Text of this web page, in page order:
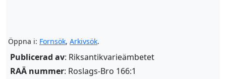
Öppna i: Fornsök, Arkivsök.
Publicerad av: Riksantikvarieämbetet
RAÄ nummer: Roslags-Bro 166:1